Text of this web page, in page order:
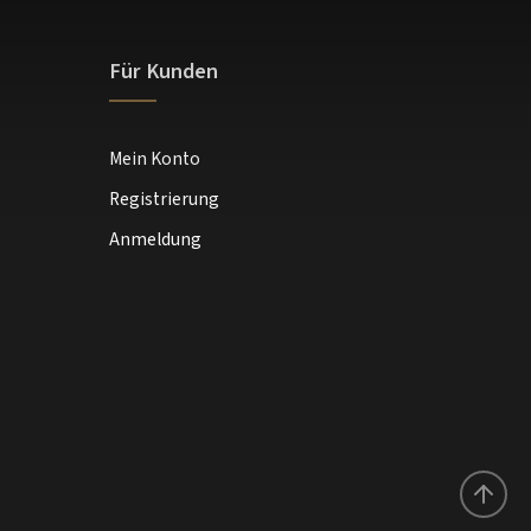
Für Kunden
Mein Konto
Registrierung
Anmeldung